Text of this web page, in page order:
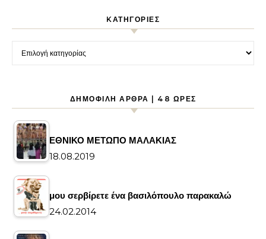
KΑΤΗΓΟΡΊΕΣ
ΔΗΜΟΦΙΛΉ ΆΡΘΡΑ | 48 ΏΡΕΣ
ΕΘΝΙΚΟ ΜΕΤΩΠΟ ΜΑΛΑΚΙΑΣ
18.08.2019
μου σερβίρετε ένα βασιλόπουλο παρακαλώ
24.02.2014